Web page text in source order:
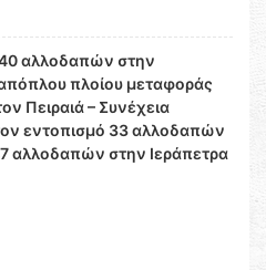
αλλοδαπών στην
πλοίου μεταφοράς
Πειραιά – Συνέχεια
εντοπισμό 33 αλλοδαπών
αλλοδαπών στην Ιεράπετρα